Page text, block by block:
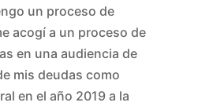
un proceso de
acogí a un proceso de
en una audiencia de
mis deudas como
en el año 2019 a la